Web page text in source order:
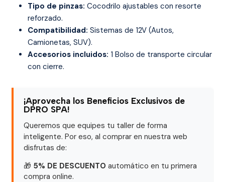
Tipo de pinzas: Cocodrilo ajustables con resorte
reforzado.
Compatibilidad: Sistemas de 12V (Autos,
Camionetas, SUV).
Accesorios incluidos: 1 Bolso de transporte circular
con cierre.
¡Aprovecha los Beneficios Exclusivos de
DPRO SPA!
Queremos que equipes tu taller de forma
inteligente. Por eso, al comprar en nuestra web
disfrutas de:
🎁 5% DE DESCUENTO automático en tu primera
compra online.